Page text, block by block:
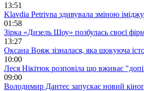
13:51
Klavdia Petrivna здивувала зміною іміджу
01:58
Зірка «Дизель Шоу» позбулась своєї
13:27
Оксана Вояж зізналася, яка шокуюча
10:00
Леся Нікітюк розповіла що вживає
09:00
Володимир Дантес запускає новий